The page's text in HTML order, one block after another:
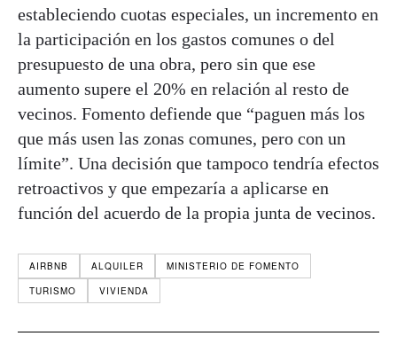
estableciendo cuotas especiales, un incremento en
la participación en los gastos comunes o del
presupuesto de una obra, pero sin que ese
aumento supere el 20% en relación al resto de
vecinos. Fomento defiende que “paguen más los
que más usen las zonas comunes, pero con un
límite”. Una decisión que tampoco tendría efectos
retroactivos y que empezaría a aplicarse en
función del acuerdo de la propia junta de vecinos.
AIRBNB ALQUILER
MINISTERIO DE FOMENTO
TURISMO
VIVIENDA